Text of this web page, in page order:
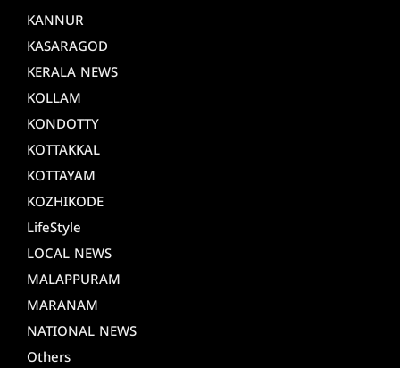
KANNUR
KASARAGOD
KERALA NEWS
KOLLAM
KONDOTTY
KOTTAKKAL
KOTTAYAM
KOZHIKODE
LifeStyle
LOCAL NEWS
MALAPPURAM
MARANAM
NATIONAL NEWS
Others